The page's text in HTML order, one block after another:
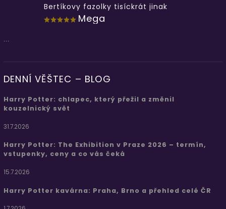
Bertíkovy fazolky tisíckrát jinak
Mega
...
DENNÍ VĚŠTEC – BLOG
Harry Potter: chlapec, který přežil a změnil
kouzelnický svět
31.7.2026
Harry Potter: The Exhibition v Praze 2026 – termín,
vstupenky, ceny a co vás čeká
15.7.2026
Harry Potter kavárna: Praha, Brno a přehled celé ČR